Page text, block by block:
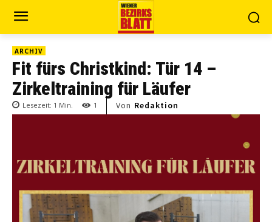
ARCHIV
Fit fürs Christkind: Tür 14 –
Zirkeltraining für Läufer
Lesezeit: 1 Min. 1 Von Redaktion